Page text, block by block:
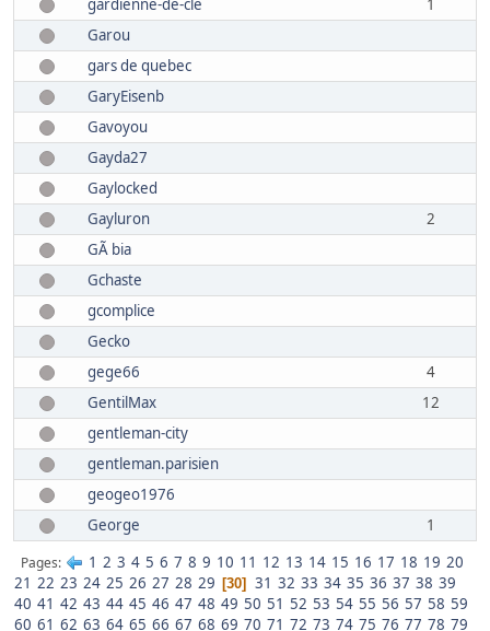
Garou
gars de quebec
GaryEisenb
Gavoyou
Gayda27
Gaylocked
Gayluron
2
GÃ bia
Gchaste
gcomplice
Gecko
gege66
4
GentilMax
12
gentleman-city
gentleman.parisien
geogeo1976
George
1
Pages 1 2 3 4 5 6 7 8 9 10 11 12 13 14 15 16 17 18 19 20
21 22 23 24 25 26 27 28 29 30 31 32 33 34 35 36 37 38 39
40 41 42 43 44 45 46 47 48 49 50 51 52 53 54 55 56 57 58 59
60 61 62 63 64 65 66 67 68 69 70 71 72 73 74 75 76 77 78 79